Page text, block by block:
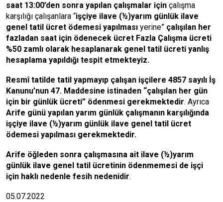
saat 13:00’den sonra yapılan çalışmalar için çalışma
karşılığı çalışanlara “işçiye ilave (½)yarım günlük ilave
genel tatil ücret ödemesi yapılması yerine” çalışılan her
fazladan saat için ödenecek ücret Fazla Çalışma ücreti
%50 zamlı olarak hesaplanarak genel tatil ücreti yanlış
hesaplama yapıldığı tespit etmekteyiz.
Resmî tatilde tatil yapmayıp çalışan işçilere 4857 sayılı İş
Kanunu’nun 47. Maddesine istinaden “çalışılan her gün
için bir günlük ücreti” ödenmesi gerekmektedir. Ayrıca
Arife günü yapılan yarım günlük çalışmanın karşılığında
işçiye ilave (½)yarım günlük ilave genel tatil ücret
ödemesi yapılması gerekmektedir.
Arife öğleden sonra çalışmasına ait ilave (½)yarım
günlük ilave genel tatil ücretinin ödenmemesi de işçi
için haklı nedenle fesih nedenidir.
05.07.2022